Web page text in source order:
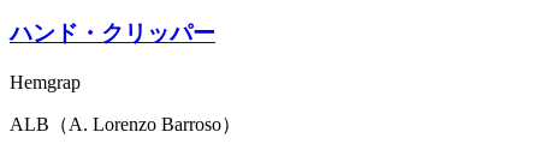
ハンド・クリッパー
Hemgrap
ALB（A. Lorenzo Barroso）